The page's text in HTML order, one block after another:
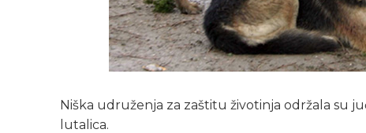
Niška udruženja za zaštitu životinja održala su
lutalica.